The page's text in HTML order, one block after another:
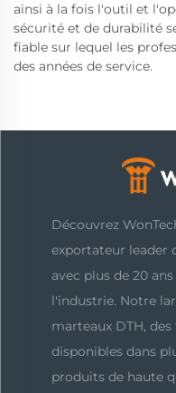
ainsi à la fois l'outil et
sécurité et de durabilité
fiable sur lequel les
des années de service.
Découvrez
exportateur leader
avec plus de 20
l'industrie. Notre
marteaux DTH,
disponibles dans
produits de haute